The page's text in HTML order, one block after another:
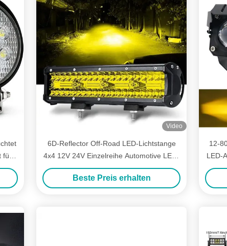
Video
6D-Reflector Off-Road LED-Lichtstange
4x4 12V 24V Einzelreihe Automotive LED-
Lichtstange
Beste Preis erhalten
12-
LED-